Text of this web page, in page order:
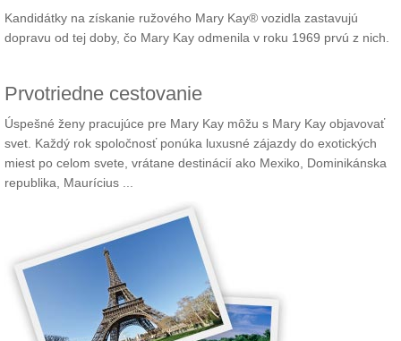
Kandidátky na získanie ružového Mary Kay® vozidla zastavujú
dopravu od tej doby, čo Mary Kay odmenila v roku 1969 prvú z nich.
Prvotriedne cestovanie
Úspešné ženy pracujúce pre Mary Kay môžu s Mary Kay objavovať
svet. Každý rok spoločnosť ponúka luxusné zájazdy do exotických
miest po celom svete, vrátane destinácií ako Mexiko, Dominikánska
republika, Maurícius ...